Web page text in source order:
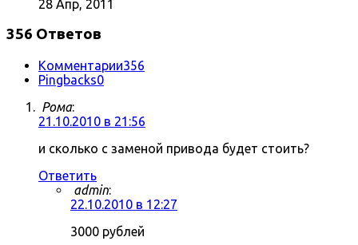
28 Апр, 2011
356 Ответов
Комментарии356
Pingbacks0
Рома:
21.10.2010 в 21:56
и сколько с заменой привода будет стоить?
Ответить
admin:
22.10.2010 в 12:27
3000 рублей